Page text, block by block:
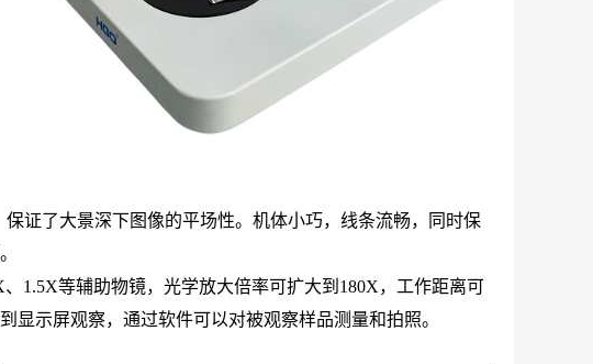
证了大景深下图像的平场性。机体小巧，线条流畅，同时保
1.5X等辅助物镜，光学放大倍率可扩大到180X，工作距离可
显示屏观察，通过软件可以对被观察样品测量和拍照。